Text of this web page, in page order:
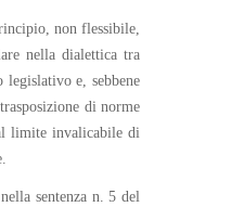
non flessibile,
nella dialettica tra
e, sebbene
di norme
limite invalicabile di
sentenza n. 5 del